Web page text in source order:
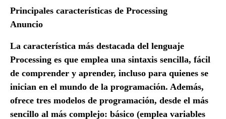
Principales características de Processing
Anuncio
La característica más destacada del lenguaje
Processing es que emplea una sintaxis sencilla, fácil
de comprender y aprender, incluso para quienes se
inician en el mundo de la programación. Además,
ofrece tres modelos de programación, desde el más
sencillo al más complejo: básico (emplea variables